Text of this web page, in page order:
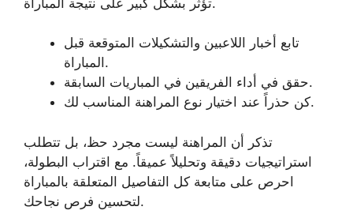
تابع أخبار اللاعبين والتشكيلات المتوقعة قبل
المباراة.
حقق في أداء الفريقين في المباريات السابقة.
كن حذراً عند اختيار نوع المراهنة المناسب لك.
تذكر أن المراهنة ليست مجرد حظ، بل تتطلب
استراتيجيات دقيقة وتحليلاً عميقاً. مع اقتراب البطولة،
احرص على متابعة كل التفاصيل المتعلقة بالمباراة
لتحسين فرص نجاحك.